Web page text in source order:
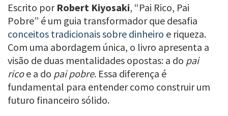
Escrito por Robert Kiyosaki, “Pai Rico, Pai
Pobre” é um guia transformador que desafia
conceitos tradicionais sobre dinheiro e riqueza.
Com uma abordagem única, o livro apresenta a
visão de duas mentalidades opostas: a do pai
ricoe a do pai pobre. Essa diferença é
fundamental para entender como construir um
futuro financeiro sólido.